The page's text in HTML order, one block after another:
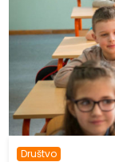
Društvo